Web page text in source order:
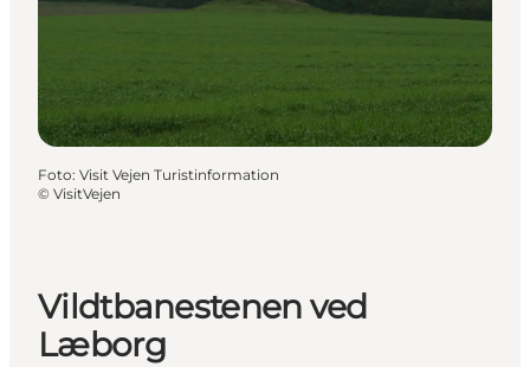
Foto: Visit Vejen Turistinformation
© VisitVejen
Vildtbanestenen ved
Læborg